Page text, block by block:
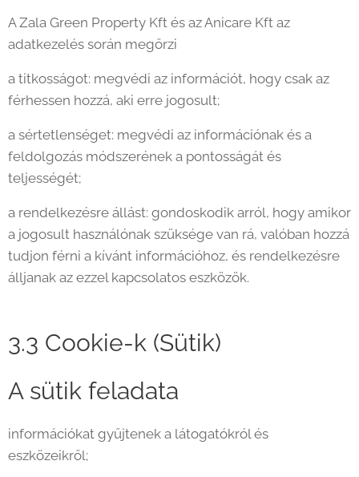
A Zala Green Property Kft és az Anicare Kft az
adatkezelés során megőrzi
a titkosságot: megvédi az információt, hogy csak az
férhessen hozzá, aki erre jogosult;
a sértetlenséget: megvédi az információnak és a
feldolgozás módszerének a pontosságát és
teljességét;
a rendelkezésre állást: gondoskodik arról, hogy amikor
a jogosult használónak szüksége van rá, valóban hozzá
tudjon férni a kívánt információhoz, és rendelkezésre
álljanak az ezzel kapcsolatos eszközök.
3.3 Cookie-k (Sütik)
A sütik feladata
információkat gyűjtenek a látogatókról és
eszközeikről;